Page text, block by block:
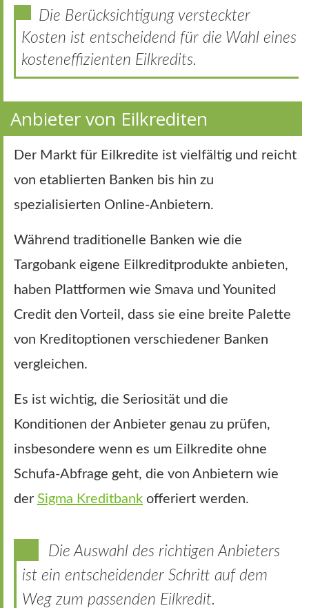
Die Berücksichtigung versteckter
Kosten ist entscheidend für die Wahl eines
kosteneffizienten Eilkredits.
Anbieter von Eilkrediten
Der Markt für Eilkredite ist vielfältig und reicht
von etablierten Banken bis hin zu
spezialisierten Online-Anbietern.
Während traditionelle Banken wie die
Targobank eigene Eilkreditprodukte anbieten,
haben Plattformen wie Smava und Younited
Credit den Vorteil, dass sie eine breite Palette
von Kreditoptionen verschiedener Banken
vergleichen.
Es ist wichtig, die Seriosität und die
Konditionen der Anbieter genau zu prüfen,
insbesondere wenn es um Eilkredite ohne
Schufa-Abfrage geht, die von Anbietern wie
der Sigma Kreditbank offeriert werden.
Die Auswahl des richtigen Anbieters
ist ein entscheidender Schritt auf dem
Weg zum passenden Eilkredit.